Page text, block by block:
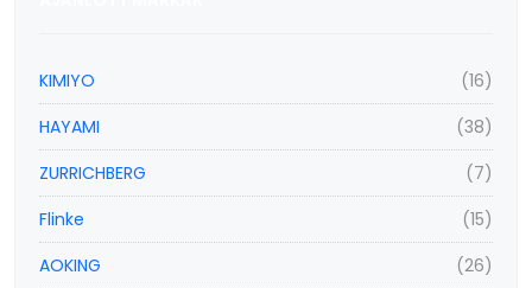
KIMIYO
(16)
HAYAMI
(38)
ZURRICHBERG
(7)
Flinke
(15)
AOKING
(26)